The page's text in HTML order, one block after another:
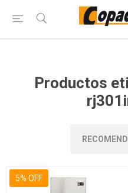
Productos
5% OFF